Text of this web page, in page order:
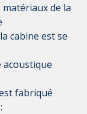
matériaux de la
cabine est se
acoustique
fabriqué